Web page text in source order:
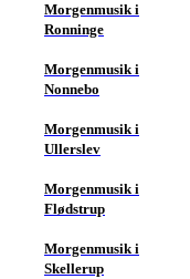
Morgenmusik i
Ronninge
Morgenmusik i
Nonnebo
Morgenmusik i
Ullerslev
Morgenmusik i
Flødstrup
Morgenmusik i
Skellerup